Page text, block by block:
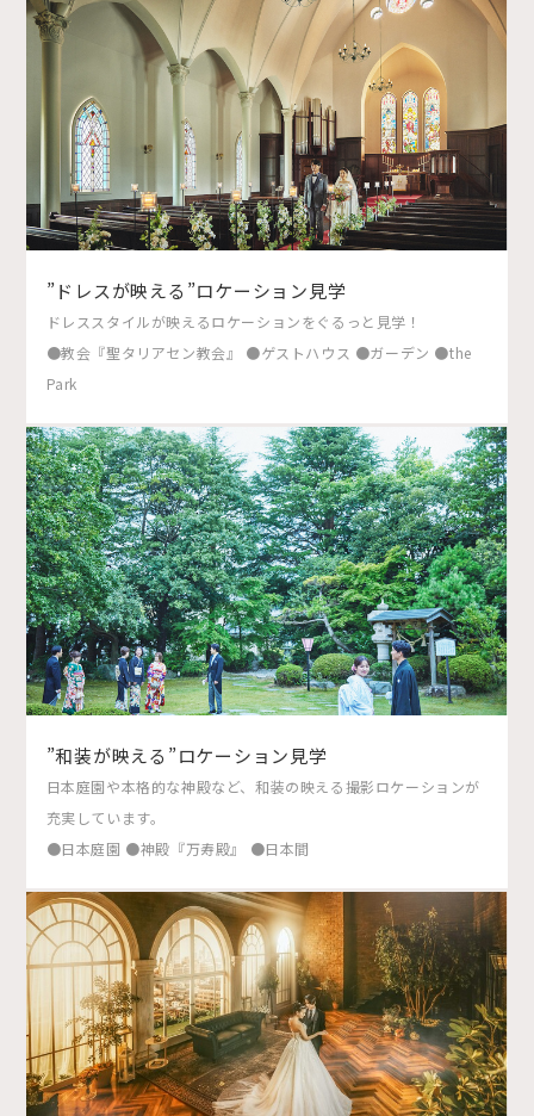
”ドレスが映える”ロケーション見学
ドレススタイルが映えるロケーションをぐるっと見学！
●教会『聖タリアセン教会』 ●ゲストハウス ●ガーデン ●the
Park
”和装が映える”ロケーション見学
日本庭園や本格的な神殿など、和装の映える撮影ロケーションが
充実しています。
●日本庭園 ●神殿『万寿殿』 ●日本間